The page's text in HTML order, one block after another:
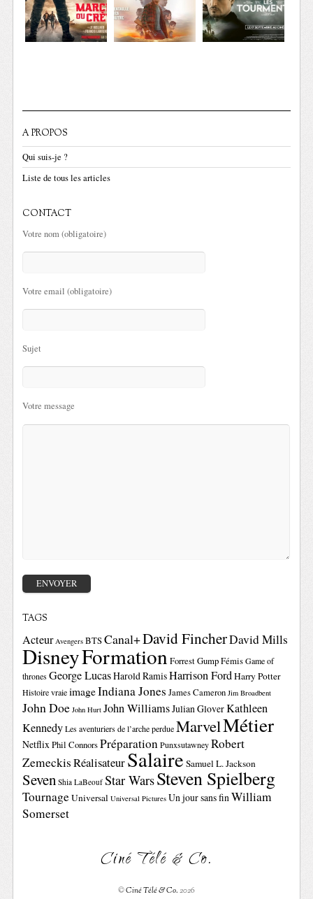
A PROPOS
Qui suis-je ?
Liste de tous les articles
CONTACT
Votre nom (obligatoire)
Votre email (obligatoire)
Sujet
Votre message
TAGS
Acteur Avengers BTSCanal+David FincherDavid Mills
DisneyFormation Forrest GumpFémis Game of
thrones George LucasHarold RamisHarrison FordHarry Potter
Histoire vraie imageIndiana Jones James Cameron Jim Broadbent
John Doe John Hurt John WilliamsJulian GloverKathleen
Kennedy Les aventuriers de l’arche perdue MarvelMétier
Netflix Phil ConnorsPréparation Punxsutawney Robert
ZemeckisRéalisateurSalaire Samuel L. Jackson
Seven Shia LaBeouf Star WarsSteven Spielberg
TournageUniversal Universal Pictures Un jour sans fin William
Somerset
Ciné Télé & Co.
©Ciné Télé & Co.2026